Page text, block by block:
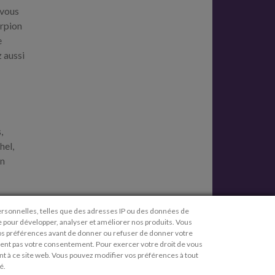
aussi
Mentions légales
Conditions d'utilisation
Politique de confidentialité
telles que des adresses IP ou des données de
développer, analyser et améliorer nos produits. Vous
préférences avant de donner ou refuser de donner votre
pas votre consentement. Pour exercer votre droit de vous
ce site web. Vous pouvez modifier vos préférences à tout